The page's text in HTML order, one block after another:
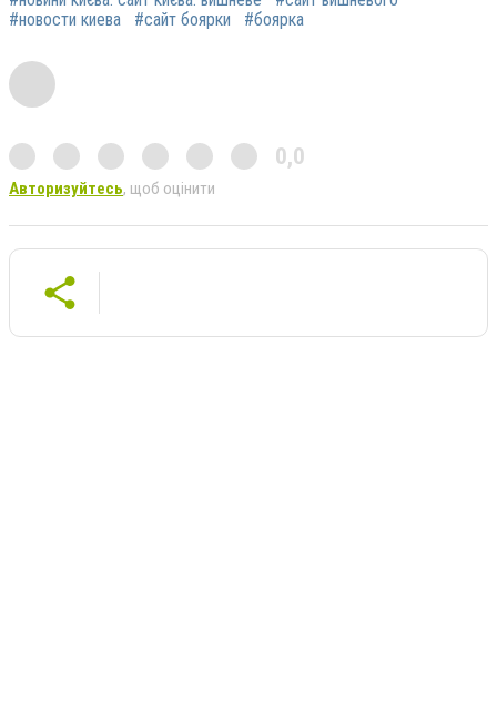
#новости киева
#сайт боярки #боярка
0,0
Авторизуйтесь, щоб оцінити